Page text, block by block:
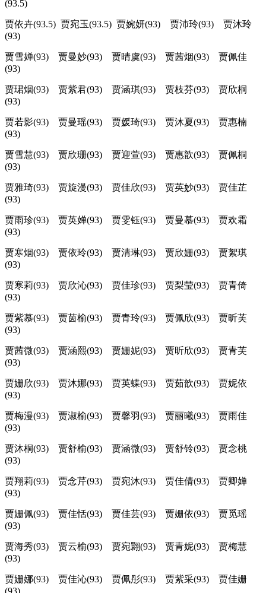
(93.5)
贾依卉(93.5) 贾宛玉(93.5) 贾婉妍(93) 贾沛玲(93) 贾沐玲
(93)
贾雪婵(93) 贾曼妙(93) 贾晴虞(93) 贾茜烟(93) 贾佩佳
(93)
贾珺烟(93) 贾紫君(93) 贾涵琪(93) 贾枝芬(93) 贾欣桐
(93)
贾若影(93) 贾曼瑶(93) 贾媛琦(93) 贾沐夏(93) 贾惠楠
(93)
贾雪慧(93) 贾欣珊(93) 贾迎萱(93) 贾惠歆(93) 贾佩桐
(93)
贾雅琦(93) 贾旋漫(93) 贾佳欣(93) 贾英妙(93) 贾佳芷
(93)
贾雨珍(93) 贾英婵(93) 贾雯钰(93) 贾曼慕(93) 贾欢霜
(93)
贾寒烟(93) 贾依玲(93) 贾清琳(93) 贾欣姗(93) 贾絮琪
(93)
贾寒莉(93) 贾欣沁(93) 贾佳珍(93) 贾梨莹(93) 贾青倚
(93)
贾紫慕(93) 贾茵榆(93) 贾青玲(93) 贾佩欣(93) 贾昕芙
(93)
贾茜微(93) 贾涵熙(93) 贾姗妮(93) 贾昕欣(93) 贾青芙
(93)
贾姗欣(93) 贾沐娜(93) 贾英蝶(93) 贾茹歆(93) 贾妮依
(93)
贾梅漫(93) 贾淑榆(93) 贾馨羽(93) 贾丽曦(93) 贾雨佳
(93)
贾沐桐(93) 贾舒榆(93) 贾涵微(93) 贾舒铃(93) 贾念桃
(93)
贾翔莉(93) 贾念芹(93) 贾宛沐(93) 贾佳倩(93) 贾卿婵
(93)
贾姗佩(93) 贾佳恬(93) 贾佳芸(93) 贾姗依(93) 贾觅瑶
(93)
贾海秀(93) 贾云榆(93) 贾宛翾(93) 贾青妮(93) 贾梅慧
(93)
贾姗娜(93) 贾佳沁(93) 贾佩彤(93) 贾紫采(93) 贾佳姗